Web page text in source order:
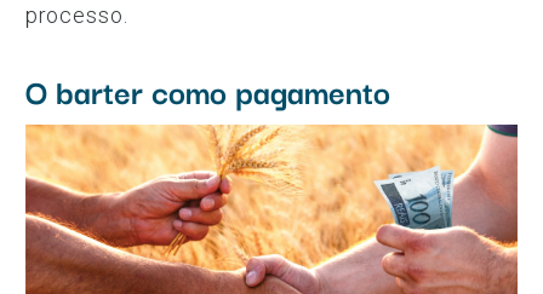
processo.
O barter como pagamento